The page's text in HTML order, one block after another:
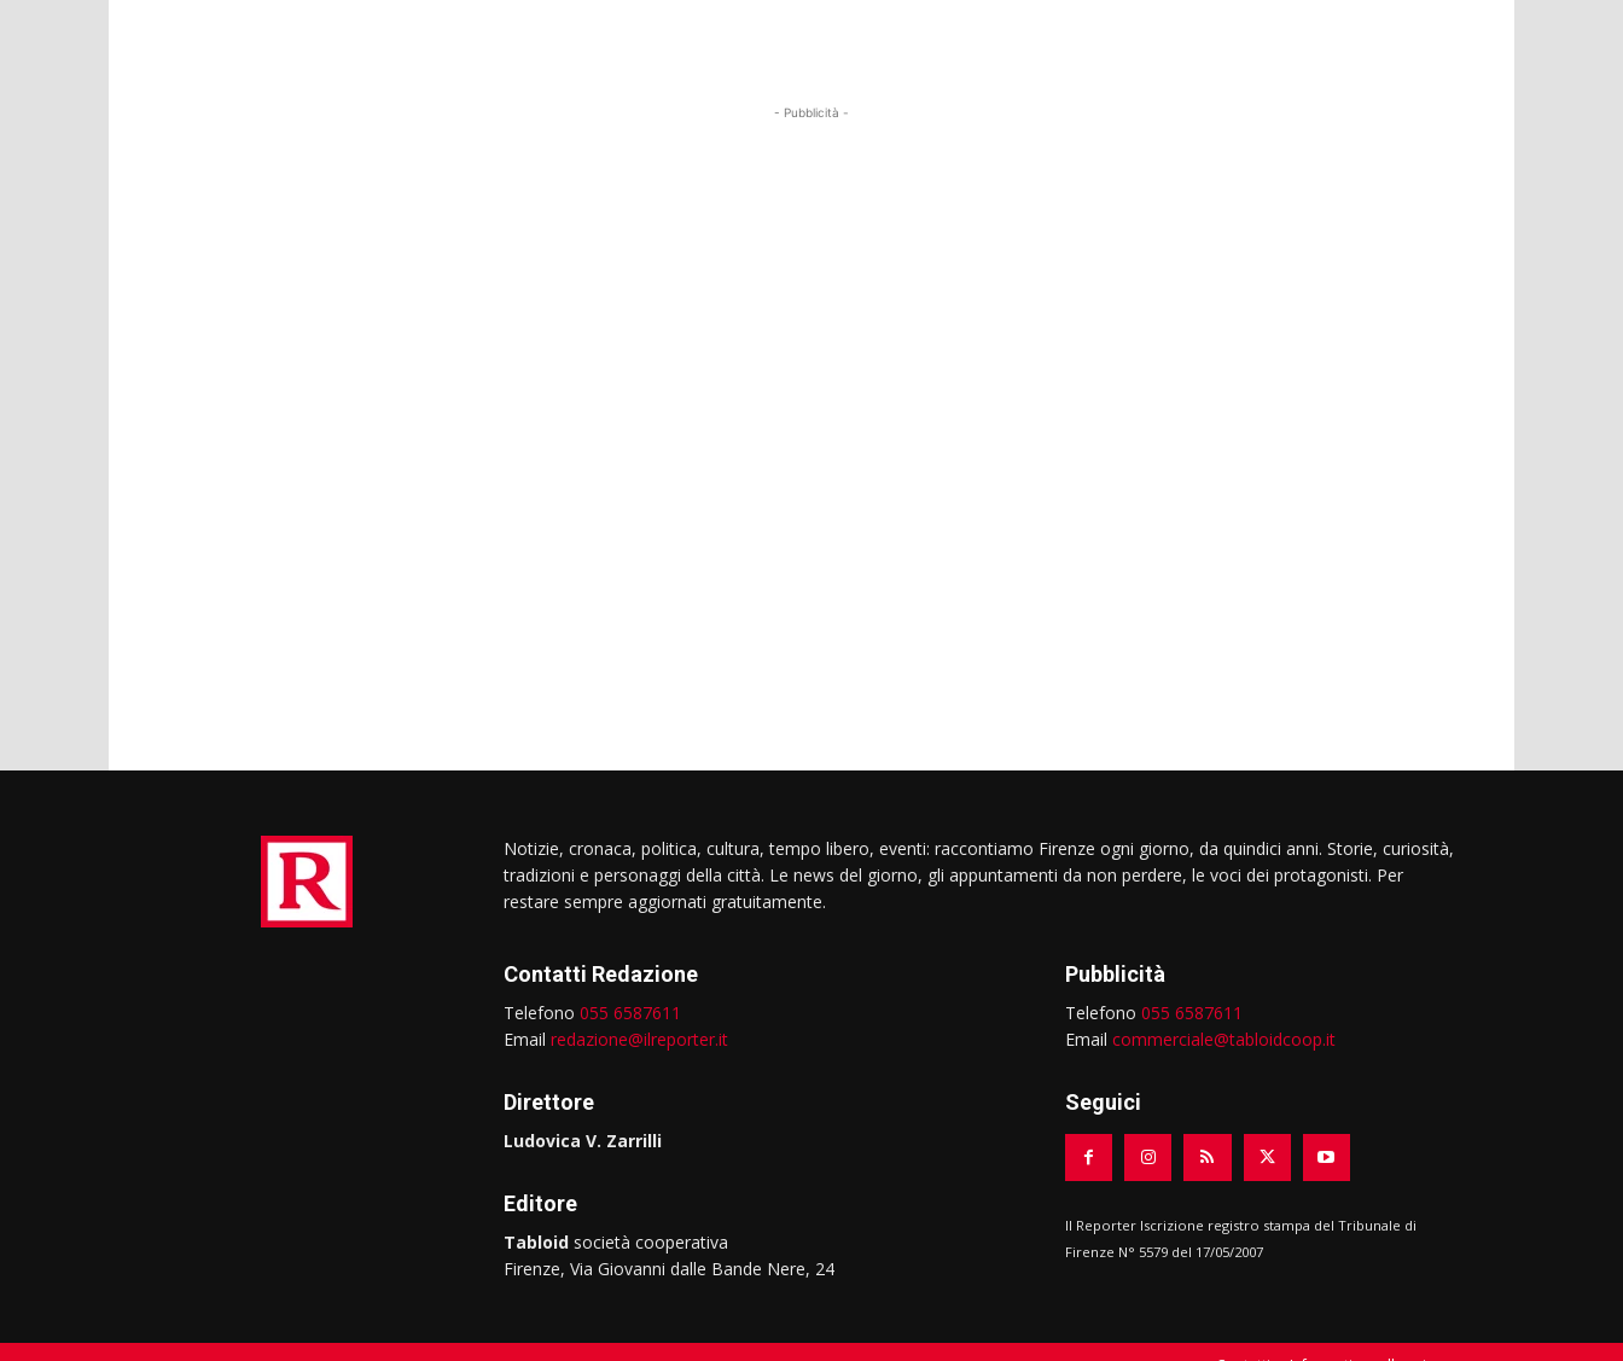
- Pubblicità -
Notizie, cronaca, politica, cultura, tempo libero, eventi: raccontiamo Firenze ogni giorno, da quindici anni. Storie, curiosità,
tradizioni e personaggi della città. Le news del giorno, gli appuntamenti da non perdere, le voci dei protagonisti. Per
restare sempre aggiornati gratuitamente.
Contatti Redazione
Telefono 055 6587611
Email redazione@ilreporter.it
Direttore
Ludovica V. Zarrilli
Editore
Tabloid società cooperativa
Firenze, Via Giovanni dalle Bande Nere, 24
Pubblicità
Telefono 055 6587611
Email commerciale@tabloidcoop.it
Seguici
Il Reporter Iscrizione registro stampa del Tribunale di
Firenze N° 5579 del 17/05/2007